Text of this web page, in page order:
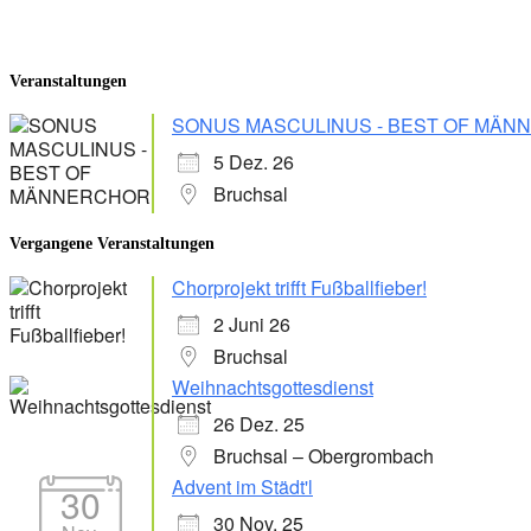
Veranstaltungen
SONUS MASCULINUS - BEST OF
5 Dez. 26
Bruchsal
Vergangene Veranstaltungen
Chorprojekt trifft Fußballfieber!
2 Juni 26
Bruchsal
Weihnachtsgottesdienst
26 Dez. 25
Bruchsal – Obergrombach
30
Advent im Städt'l
30 Nov. 25